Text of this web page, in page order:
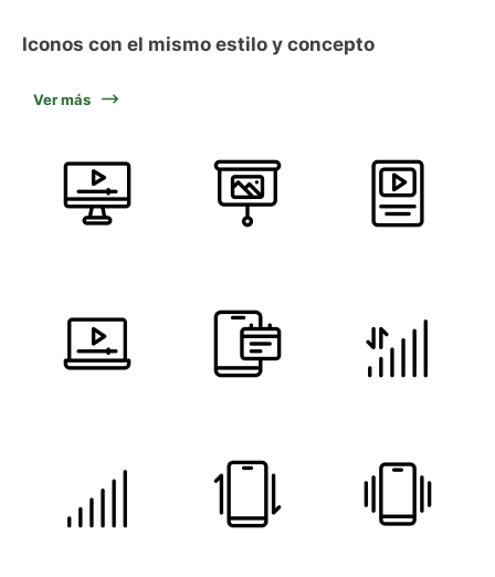
Iconos con el mismo estilo y concepto
Ver más